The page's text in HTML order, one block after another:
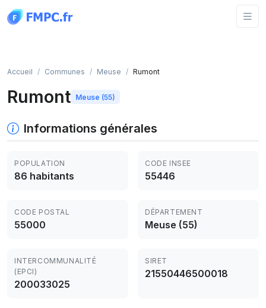
Accueil Communes Meuse Rumont
Rumont Meuse (55)
Informations générales
POPULATION
86 habitants
CODE INSEE
55446
CODE POSTAL
55000
DÉPARTEMENT
Meuse (55)
INTERCOMMUNALITÉ
(EPCI)
200033025
SIRET
21550446500018
Panneau de gestion des cookies